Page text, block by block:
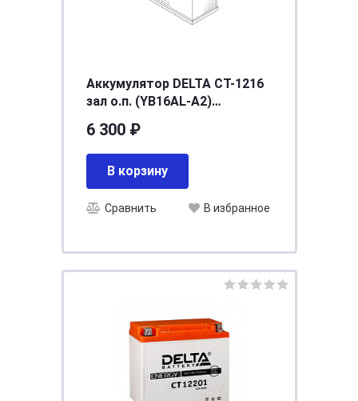
Аккумулятор DELTA СТ-1216
зал о.п. (YB16AL-A2)
6 300 ₽
В корзину
Сравнить В избранное